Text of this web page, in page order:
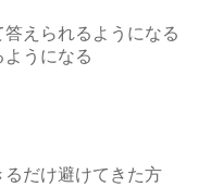
えられるようになる
うになる
だけ避けてきた方